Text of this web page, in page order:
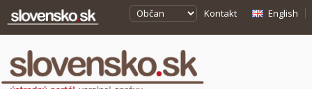
Kontakt English